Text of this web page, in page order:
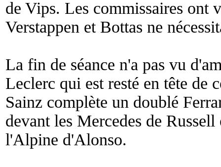
de Vips. Les commissaires ont
Verstappen et Bottas ne
La fin de séance n'a pas vu
Leclerc qui est resté en tête de
Sainz complète un doublé
devant les Mercedes de
l'Alpine d'Alonso.